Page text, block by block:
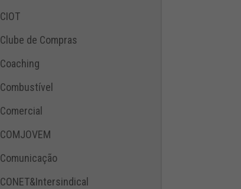
CIOT
Clube de Compras
Coaching
Combustível
Comercial
COMJOVEM
Comunicação
CONET&Intersindical